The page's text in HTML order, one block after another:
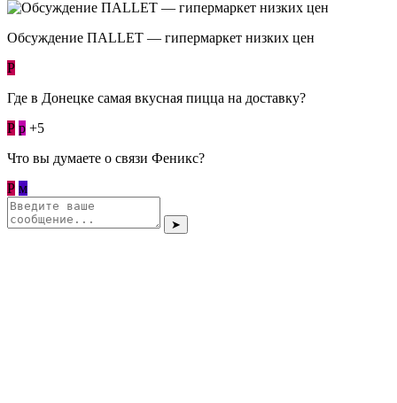
Обсуждение ПАLLЕТ — гипермаркет низких цен
Р
Где в Донецке самая вкусная пицца на доставку?
Р p +5
Что вы думаете о связи Феникс?
Р м
➤